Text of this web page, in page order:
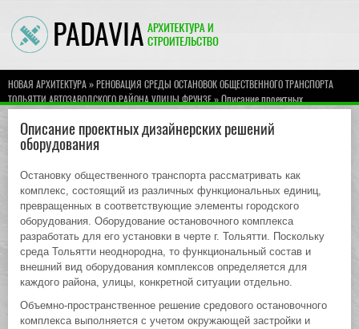
НОВАЯ АРХИТЕКТУРА»РЕНОВАЦИЯ СРЕДЫ ОСТАНОВОК ОБЩЕСТВЕННОГО ТРАНСПОРТА
ТОЛЬЯТТИ АВТОЗАВОДСКОГО РАЙОНА УЛИЦЫ ФРУНЗЕ» Описание проектных
Описание проектных дизайнерских решений
оборудования
Остановку общественного транспорта рассматривать как
комплекс, состоящий из различных функциональных единиц,
превращенных в соответствующие элементы городского
оборудования. Оборудование остановочного комплекса
разработать для его установки в черте г. Тольятти. Поскольку
среда Тольятти неоднородна, то функциональный состав и
внешний вид оборудования комплексов определяется для
каждого района, улицы, конкретной ситуации отдельно.
Объемно-пространственное решение средового остановочного
комплекса выполняется с учетом окружающей застройки и